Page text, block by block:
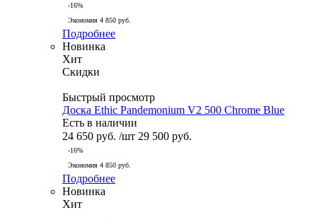
-16%
Экономия 4 850 руб.
Подробнее
Новинка
Хит
Скидки
Быстрый просмотр
Доска Ethic Pandemonium V2 500 Chrome Blue
Есть в наличии
24 650 руб. /шт 29 500 руб.
-16%
Экономия 4 850 руб.
Подробнее
Новинка
Хит